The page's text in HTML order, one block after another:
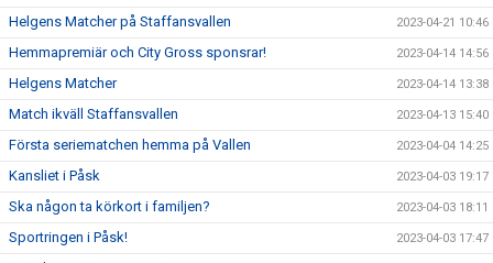
Helgens Matcher på Staffansvallen 2023-04-21 10:46
Hemmapremiär och City Gross sponsrar! 2023-04-14 14:56
Helgens Matcher 2023-04-14 13:38
Match ikväll Staffansvallen 2023-04-13 15:40
Första seriematchen hemma på Vallen 2023-04-04 14:25
Kansliet i Påsk 2023-04-03 19:17
Ska någon ta körkort i familjen? 2023-04-03 18:11
Sportringen i Påsk! 2023-04-03 17:47